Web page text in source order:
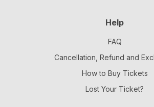
Help
FAQ
Cancellation, Refund and
How to Buy Tickets
Lost Your Ticket?